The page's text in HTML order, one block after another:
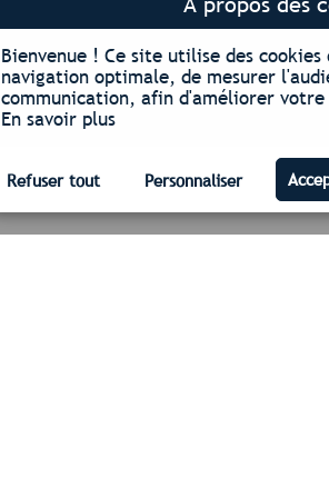
Bienvenue ! Ce site utilise des
navigation optimale, de mesurer
communication, afin d'améliorer
En savoir plus